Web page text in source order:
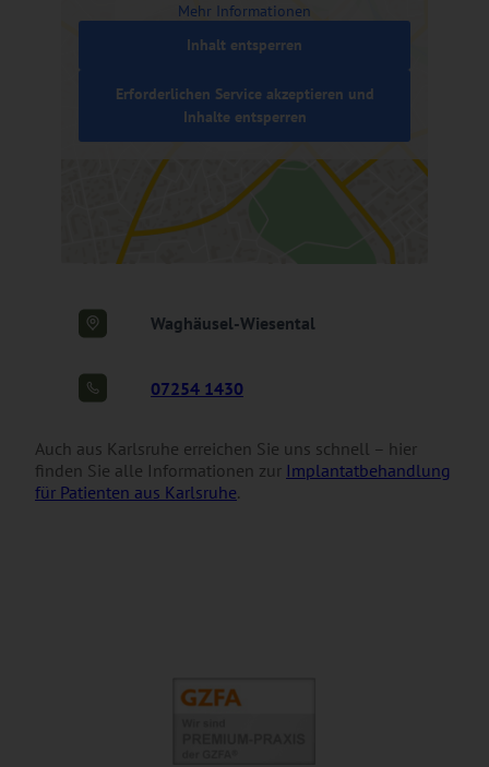
Mehr Informationen
Inhalt entsperren
Erforderlichen Service akzeptieren und
Inhalte entsperren
Waghäusel-Wiesental
07254 1430
Auch aus Karlsruhe erreichen Sie uns schnell – hier
finden Sie alle Informationen zur Implantatbehandlung
für Patienten aus Karlsruhe.